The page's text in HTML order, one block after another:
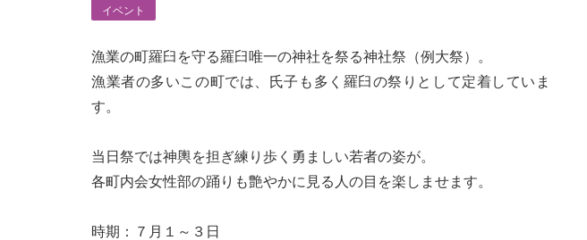
イベント
漁業の町羅臼を守る羅臼唯一の神社を祭る神社祭（例大祭）。
漁業者の多いこの町では、氏子も多く羅臼の祭りとして定着していま
す。
当日祭では神輿を担ぎ練り歩く勇ましい若者の姿が。
各町内会女性部の踊りも艶やかに見る人の目を楽しませます。
時期：７月１～３日